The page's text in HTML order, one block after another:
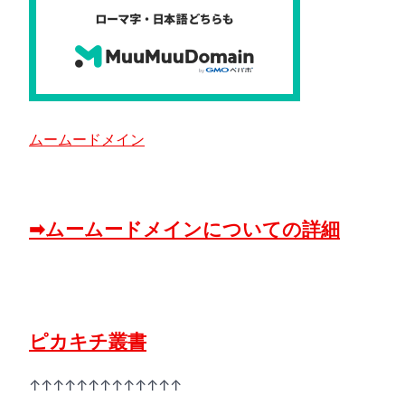
ムームードメイン
➡ムームードメインについての詳細
ピカキチ叢書
↑↑↑↑↑↑↑↑↑↑↑↑↑